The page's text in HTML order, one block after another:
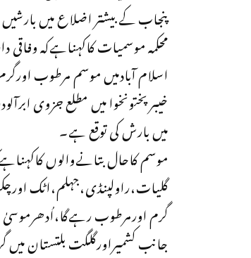
پنجاب کے بیشتر اضلاع میں
محکمہ موسمیات کاکہناہےکہ وفاقی
اسلام آبادمیں موسم مرطوب
خیبرپختونخوا میں مطلع جزوی
میں بارش کی توقع ہے۔
موسم کاحال بتانےوالوں
گلیات،راولپنڈی،جہلم،اٹک
گرم اورمرطوب
جانب کشمیراورگلگت بلتستان